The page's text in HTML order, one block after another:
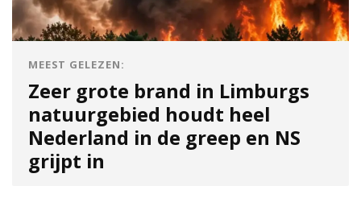
MEEST GELEZEN:
Zeer grote brand in Limburgs
natuurgebied houdt heel
Nederland in de greep en NS
grijpt in